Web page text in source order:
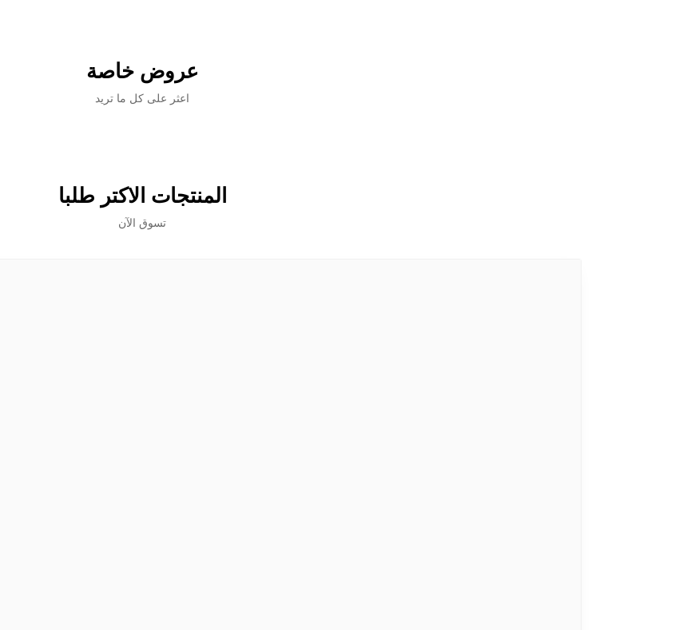
عروض خاصة
اعثر على كل ما تريد
المنتجات الاكتر طلبا
تسوق الآن